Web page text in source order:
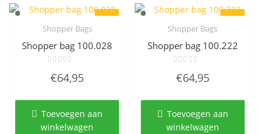
Shopper Bags
Shopper bag 100.028
0€64,95
Toevoegen aan
winkelwagen
Shopper Bags
Shopper bag 100.222
0€64,95
Toevoegen aan
winkelwagen